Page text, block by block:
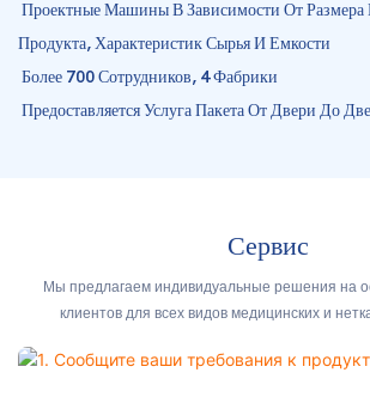
Проектные Машины В Зависимости От Размера
Продукта, Характеристик Сырья И Емкости
Более 700 Сотрудников, 4 Фабрики
Предоставляется Услуга Пакета От Двери До
Сервис
Мы предлагаем индивидуальные решения на
клиентов для всех видов медицинских и